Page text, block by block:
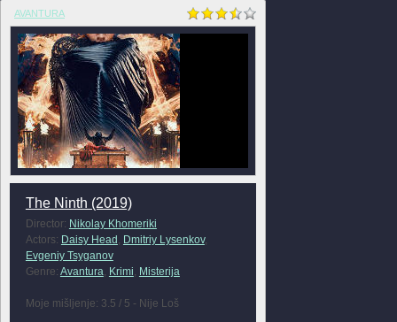
AVANTURA
The Ninth (2019)
Director: Nikolay Khomeriki
Actors: Daisy Head Dmitriy Lysenkov,
Evgeniy Tsyganov
Genre: Avantura Krimi Misterija
Moje mišljenje: 3.5 / 5 - Nije Loš